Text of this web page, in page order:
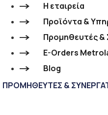
Η εταιρεία
Προϊόντα &
Προμηθευτές &
E-Orders
Blog
ΠΡΟΜΗΘΕΥΤΕΣ &